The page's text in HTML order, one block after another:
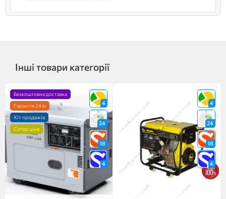
Інші товари категорії
4
24
18
4
Безкоштовна доставка
Гарантія 24 м
Хіт продажів
Супер ціна
4
24
18
4